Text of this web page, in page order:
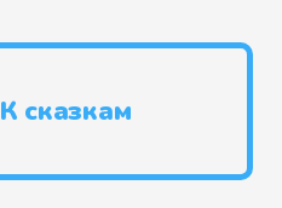
К сказкам